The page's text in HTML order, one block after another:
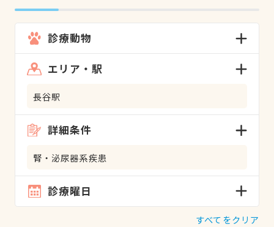
診療動物
エリア・駅
長谷駅
詳細条件
腎・泌尿器系疾患
診療曜日
すべてをクリア